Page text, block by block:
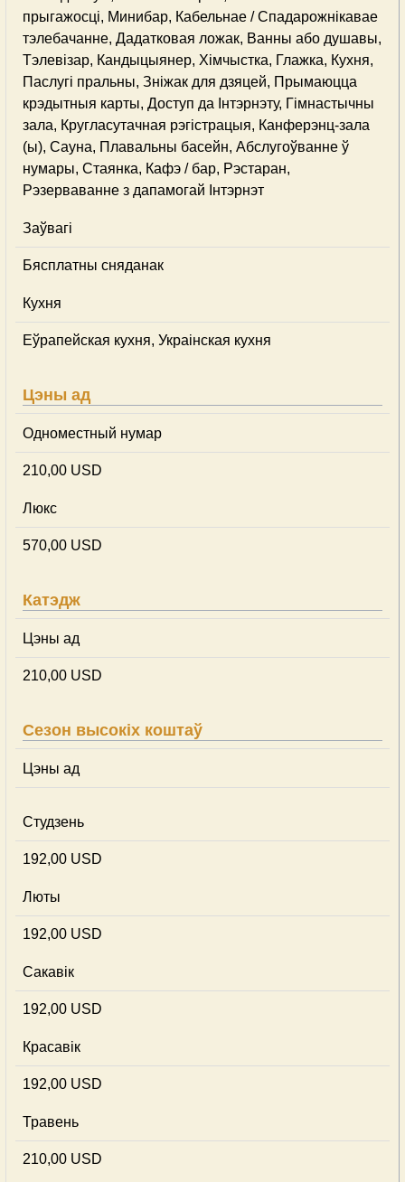
прыгажосці, Минибар, Кабельнае / Спадарожнiкавае
тэлебачанне, Дадатковая ложак, Ванны або душавы,
Тэлевізар, Кандыцыянер, Хімчыстка, Глажка, Кухня,
Паслугі пральны, Зніжак для дзяцей, Прымаюцца
крэдытныя карты, Доступ да Інтэрнэту, Гімнастычны
зала, Кругласутачная рэгістрацыя, Канферэнц-зала
(ы), Сауна, Плавальны басейн, Абслугоўванне ў
нумары, Стаянка, Кафэ / бар, Рэстаран,
Рэзерваванне з дапамогай Інтэрнэт
Заўвагі
Бясплатны сняданак
Кухня
Еўрапейская кухня, Украінская кухня
Цэны ад
Одноместный нумар
210,00 USD
Люкс
570,00 USD
Катэдж
Цэны ад
210,00 USD
Сезон высокіх коштаў
Цэны ад
Студзень
192,00 USD
Люты
192,00 USD
Сакавік
192,00 USD
Красавік
192,00 USD
Травень
210,00 USD